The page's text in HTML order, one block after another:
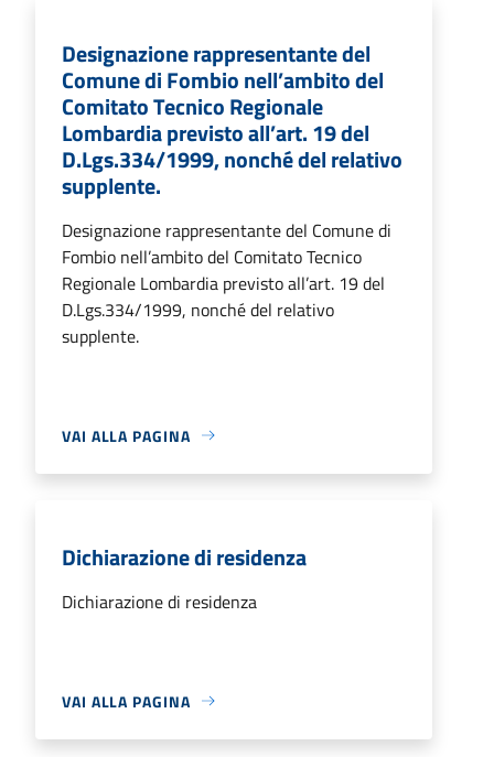
Designazione rappresentante del
Comune di Fombio nell’ambito del
Comitato Tecnico Regionale
Lombardia previsto all’art. 19 del
D.Lgs.334/1999, nonché del relativo
supplente.
Designazione rappresentante del Comune di
Fombio nell’ambito del Comitato Tecnico
Regionale Lombardia previsto all’art. 19 del
D.Lgs.334/1999, nonché del relativo
supplente.
VAI ALLA PAGINA
Dichiarazione di residenza
Dichiarazione di residenza
VAI ALLA PAGINA